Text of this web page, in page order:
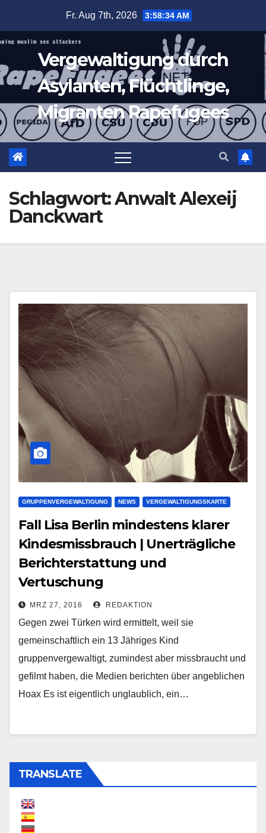
springen
Fr. Aug 7th, 2026 3:58:35 AM
Vergewaltigung durch
Asylanten, Flüchtlinge,
Migranten Rapefugees
Schlagwort:Anwalt Alexeij
Danckwart
GRUPPENVERGEWALTIGUNG NEWS VERGEWALTIGUNGSKARTE
Fall Lisa Berlin mindestens klarer
Kindesmissbrauch | Unerträgliche
Berichterstattung und
Vertuschung
MRZ 27, 2016 REDAKTION
Gegen zwei Türken wird ermittelt, weil sie
gemeinschaftlich ein 13 Jähriges Kind
gruppenvergewaltigt, zumindest aber missbraucht und
gefilmt haben, die Medien berichten über angeblichen
Hoax Es ist eigentlich unglaublich, ein…
TRANSLATE